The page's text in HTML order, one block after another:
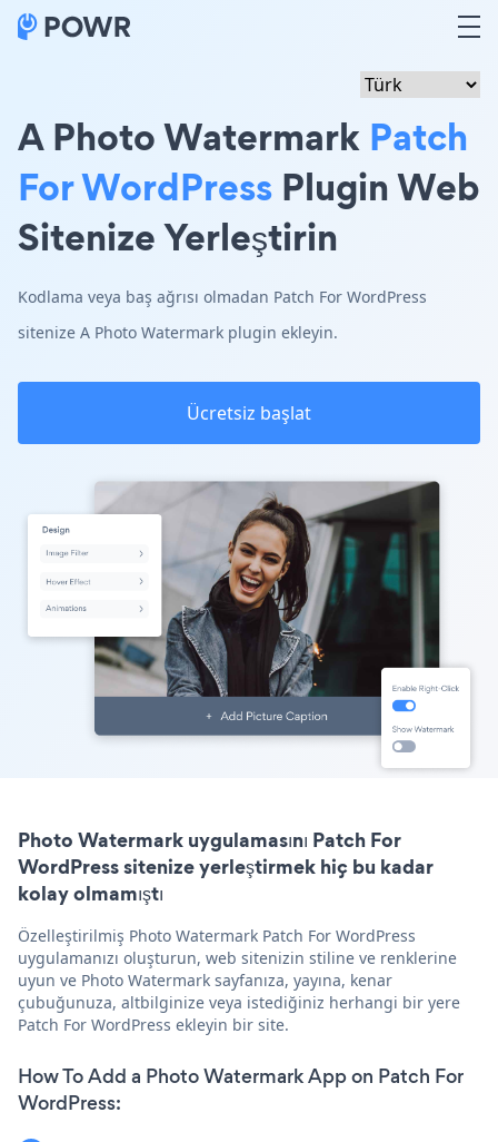
A Photo Watermark Patch
For WordPress Plugin Web
Sitenize Yerleştirin
Kodlama veya baş ağrısı olmadan Patch For WordPress
sitenize A Photo Watermark plugin ekleyin.
Ücretsiz başlat
Photo Watermark uygulamasını Patch For
WordPress sitenize yerleştirmek hiç bu kadar
kolay olmamıştı
Özelleştirilmiş Photo Watermark Patch For WordPress
uygulamanızı oluşturun, web sitenizin stiline ve renklerine
uyun ve Photo Watermark sayfanıza, yayına, kenar
çubuğunuza, altbilginize veya istediğiniz herhangi bir yere
Patch For WordPress ekleyin bir site.
How To Add a Photo Watermark App on Patch For
WordPress: